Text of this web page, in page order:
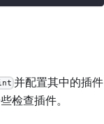
并配置其中的插件
检查插件。